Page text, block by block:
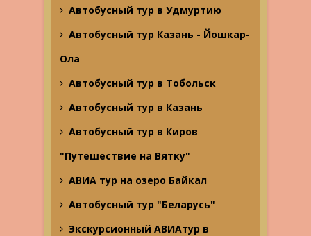
Автобусный тур в Удмуртию
Автобусный тур Казань - Йошкар-
Ола
Автобусный тур в Тобольск
Автобусный тур в Казань
Автобусный тур в Киров
"Путешествие на Вятку"
АВИА тур на озеро Байкал
Автобусный тур "Беларусь"
Экскурсионный АВИАтур в